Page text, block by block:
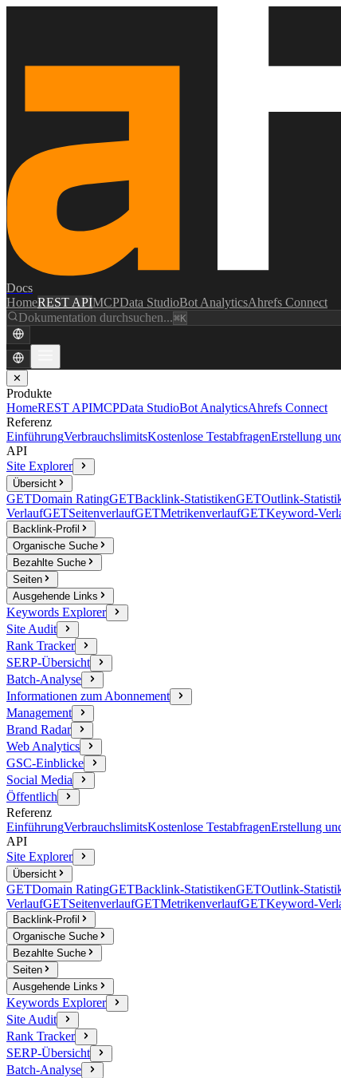
Docs
HomeREST APIMCPData StudioBot AnalyticsAhrefs Connect
Dokumentation durchsuchen...⌘K
✕
Produkte
HomeREST APIMCPData StudioBot AnalyticsAhrefs Connect
Referenz
EinführungVerbrauchslimitsKostenlose TestabfragenErstellung
API
Site Explorer
Übersicht
GETDomain RatingGETBacklink-StatistikenGETOutlink-
VerlaufGETSeitenverlaufGETMetrikenverlaufGETKeyword-
Backlink-Profil
Organische Suche
Bezahlte Suche
Seiten
Ausgehende Links
Keywords Explorer
Site Audit
Rank Tracker
SERP-Übersicht
Batch-Analyse
Informationen zum Abonnement
Management
Brand Radar
Web Analytics
GSC-Einblicke
Social Media
Öffentlich
Referenz
EinführungVerbrauchslimitsKostenlose TestabfragenErstellung
API
Site Explorer
Übersicht
GETDomain RatingGETBacklink-StatistikenGETOutlink-
VerlaufGETSeitenverlaufGETMetrikenverlaufGETKeyword-
Backlink-Profil
Organische Suche
Bezahlte Suche
Seiten
Ausgehende Links
Keywords Explorer
Site Audit
Rank Tracker
SERP-Übersicht
Batch-Analyse